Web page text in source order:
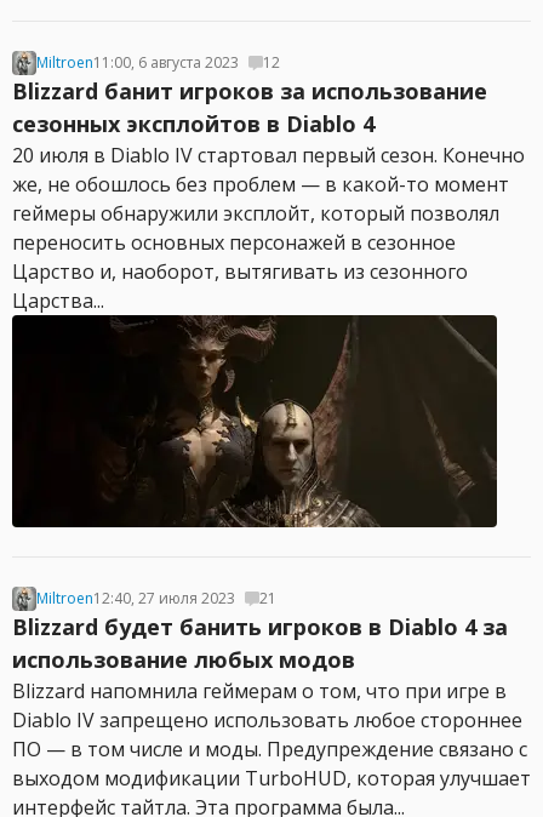
Miltroen11:00, 6 августа 2023 12
Blizzard банит игроков за использование
сезонных эксплойтов в Diablo 4
20 июля в Diablo IV стартовал первый сезон. Конечно
же, не обошлось без проблем — в какой-то момент
геймеры обнаружили эксплойт, который позволял
переносить основных персонажей в сезонное
Царство и, наоборот, вытягивать из сезонного
Царства...
Miltroen12:40, 27 июля 2023 21
Blizzard будет банить игроков в Diablo 4 за
использование любых модов
Blizzard напомнила геймерам о том, что при игре в
Diablo IV запрещено использовать любое стороннее
ПО — в том числе и моды. Предупреждение связано с
выходом модификации TurboHUD, которая улучшает
интерфейс тайтла. Эта программа была...